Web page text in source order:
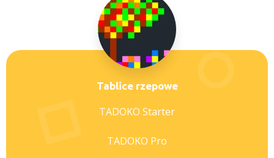
Tablice rzepowe
TADOKO Starter
TADOKO Pro